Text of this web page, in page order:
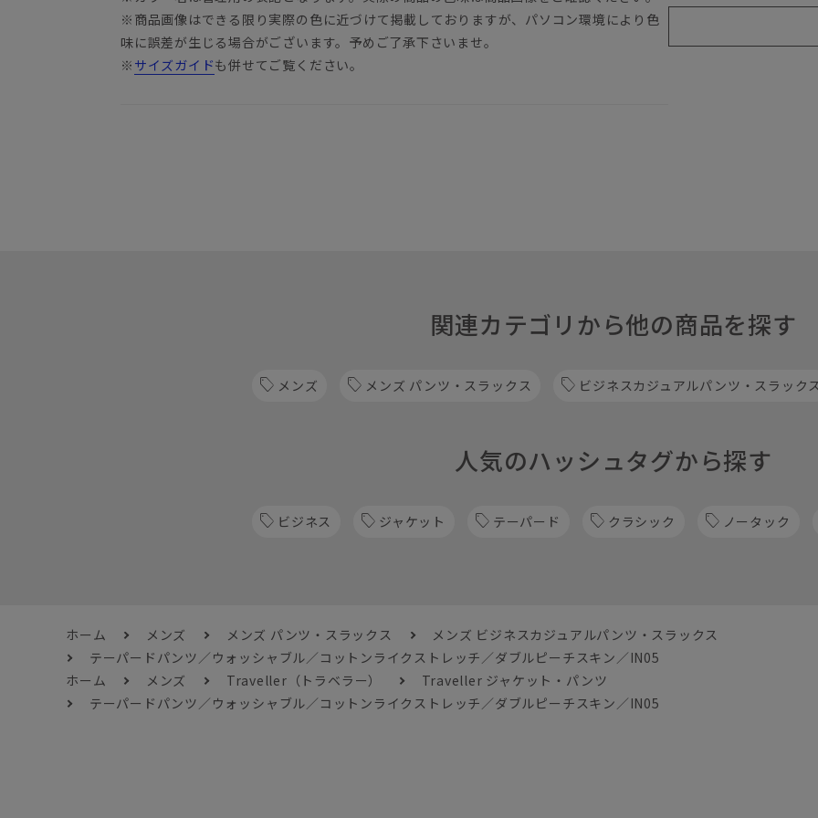
※商品画像はできる限り実際の色に近づけて掲載しておりますが、パソコン環境により色
味に誤差が生じる場合がございます。予めご了承下さいませ。
※ サイズガイドも併せてご覧ください。
関連カテゴリから他の商品を探す
メンズ メンズ パンツ・スラックス ビジネスカジュアルパンツ・スラック
人気のハッシュタグから探す
ビジネス ジャケット テーパード クラシック ノータック
ホーム メンズ メンズ パンツ・スラックス
メンズ ビジネスカジュアルパンツ・スラックス
テーパードパンツ／ウォッシャブル／コットンライクストレッチ／ダブルピーチスキン／IN05
ホーム
メンズ Traveller（トラベラー）
Traveller ジャケット・パンツ
テーパードパンツ／ウォッシャブル／コットンライクストレッチ／ダブルピーチスキン／IN05